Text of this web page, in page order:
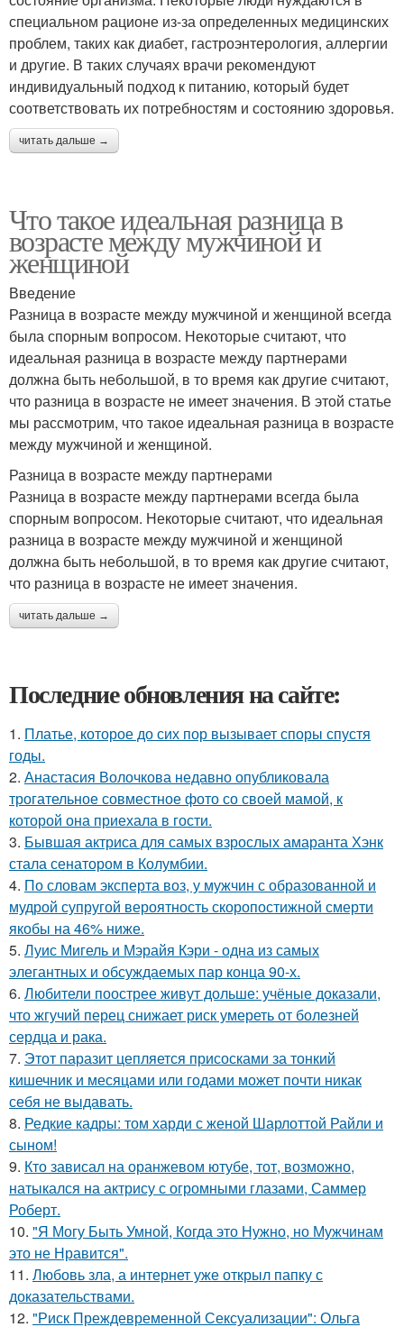
специальном рационе из-за определенных медицинских
проблем, таких как диабет, гастроэнтерология, аллергии
и другие. В таких случаях врачи рекомендуют
индивидуальный подход к питанию, который будет
соответствовать их потребностям и состоянию здоровья.
читать дальше →
Что такое идеальная разница в
возрасте между мужчиной и
женщиной
Введение
Разница в возрасте между мужчиной и женщиной всегда
была спорным вопросом. Некоторые считают, что
идеальная разница в возрасте между партнерами
должна быть небольшой, в то время как другие считают,
что разница в возрасте не имеет значения. В этой статье
мы рассмотрим, что такое идеальная разница в возрасте
между мужчиной и женщиной.
Разница в возрасте между партнерами
Разница в возрасте между партнерами всегда была
спорным вопросом. Некоторые считают, что идеальная
разница в возрасте между мужчиной и женщиной
должна быть небольшой, в то время как другие считают,
что разница в возрасте не имеет значения.
читать дальше →
Последние обновления на сайте:
1. Платье, которое до сих пор вызывает споры спустя
годы.
2. Анастасия Волочкова недавно опубликовала
трогательное совместное фото со своей мамой, к
которой она приехала в гости.
3. Бывшая актриса для самых взрослых амаранта Хэнк
стала сенатором в Колумбии.
4. По словам эксперта воз, у мужчин с образованной и
мудрой супругой вероятность скоропостижной смерти
якобы на 46% ниже.
5. Луис Мигель и Мэрайя Кэри - одна из самых
элегантных и обсуждаемых пар конца 90-х.
6. Любители поострее живут дольше: учёные доказали,
что жгучий перец снижает риск умереть от болезней
сердца и рака.
7. Этот паразит цепляется присосками за тонкий
кишечник и месяцами или годами может почти никак
себя не выдавать.
8. Редкие кадры: том харди с женой Шарлоттой Райли и
сыном!
9. Кто зависал на оранжевом ютубе, тот, возможно,
натыкался на актрису с огромными глазами, Саммер
Роберт.
10. "Я Могу Быть Умной, Когда это Нужно, но Мужчинам
это не Нравится".
11. Любовь зла, а интернет уже открыл папку с
доказательствами.
12. "Риск Преждевременной Сексуализации": Ольга